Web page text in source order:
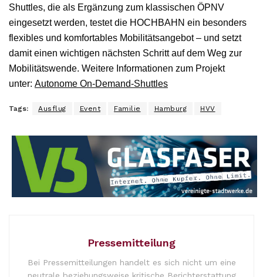
Shuttles, die als Ergänzung zum klassischen ÖPNV
eingesetzt werden, testet die HOCHBAHN ein besonders
flexibles und komfortables Mobilitätsangebot – und setzt
damit einen wichtigen nächsten Schritt auf dem Weg zur
Mobilitätswende. Weitere Informationen zum Projekt
unter: Autonome On-Demand-Shuttles
Tags: Ausflug Event Familie Hamburg HVV
Pressemitteilung
Bei Pressemitteilungen handelt es sich nicht um eine
neutrale beziehungsweise kritische Berichterstattung